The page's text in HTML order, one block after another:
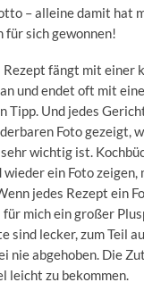
– alleine damit hat
für sich gewonnen!
Rezept fängt mit einer
und endet oft mit
Tipp. Und jedes
Foto gezeigt,
wichtig ist.
wieder ein Foto zeigen,
jedes Rezept ein
für mich ein großer
sind lecker, zum Teil
nie abgehoben. Die
leicht zu bekommen.